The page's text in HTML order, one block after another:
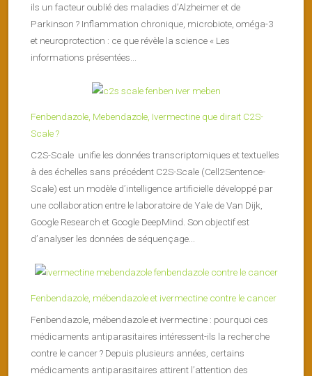
ils un facteur oublié des maladies d’Alzheimer et de
Parkinson ? Inflammation chronique, microbiote, oméga-3
et neuroprotection : ce que révèle la science « Les
informations présentées...
Fenbendazole, Mebendazole, Ivermectine que dirait C2S-
Scale ?
C2S-Scale unifie les données transcriptomiques et textuelles
à des échelles sans précédent C2S-Scale (Cell2Sentence-
Scale) est un modèle d’intelligence artificielle développé par
une collaboration entre le laboratoire de Yale de Van Dijk,
Google Research et Google DeepMind. Son objectif est
d’analyser les données de séquençage...
Fenbendazole, mébendazole et ivermectine contre le cancer
Fenbendazole, mébendazole et ivermectine : pourquoi ces
médicaments antiparasitaires intéressent-ils la recherche
contre le cancer ? Depuis plusieurs années, certains
médicaments antiparasitaires attirent l’attention des